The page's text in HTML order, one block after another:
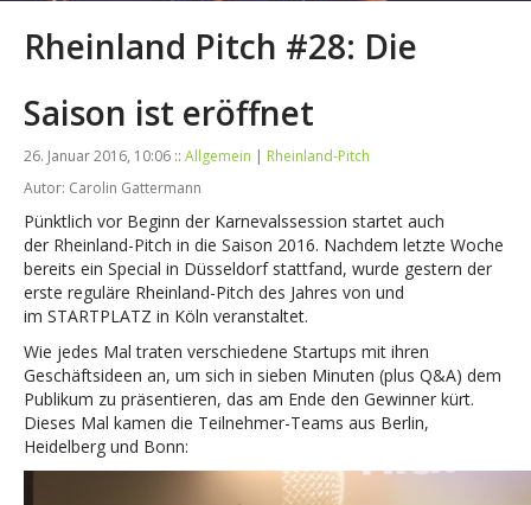
Rheinland Pitch #28: Die
Saison ist eröffnet
26. Januar 2016, 10:06 :: Allgemein | Rheinland-Pitch
Autor: Carolin Gattermann
Pünktlich vor Beginn der Karnevalssession startet auch
der Rheinland-Pitch in die Saison 2016. Nachdem letzte Woche
bereits ein Special in Düsseldorf stattfand, wurde gestern der
erste reguläre Rheinland-Pitch des Jahres von und
im STARTPLATZ in Köln veranstaltet.
Wie jedes Mal traten verschiedene Startups mit ihren
Geschäftsideen an, um sich in sieben Minuten (plus Q&A) dem
Publikum zu präsentieren, das am Ende den Gewinner kürt.
Dieses Mal kamen die Teilnehmer-Teams aus Berlin,
Heidelberg und Bonn: